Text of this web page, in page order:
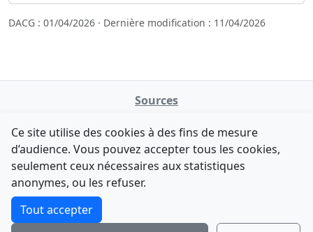
DACG : 01/04/2026 · Dernière modification : 11/04/2026
Sources
data.gouv.fr
Legifrance - API
Contact
F-Droid·App Store
Tchap
Comment avez-vous découvert NATINFo ?
Une courte réponse suffit (500 caractères max).
Ce site utilise des cookies à des fins de mesure
d’audience. Vous pouvez accepter tous les cookies,
seulement ceux nécessaires aux statistiques
anonymes, ou les refuser.
Tout accepter